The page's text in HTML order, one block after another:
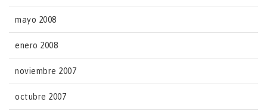
mayo 2008
enero 2008
noviembre 2007
octubre 2007